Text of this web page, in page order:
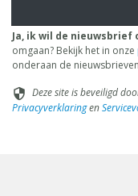
Ja, ik wil de nieuwsbrief
omgaan? Bekijk het in onze
onderaan de
security Deze site is beveiligd
Privacyverklaringen